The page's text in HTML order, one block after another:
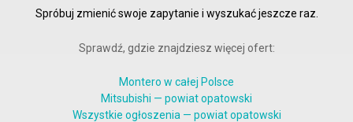
Spróbuj zmienić swoje zapytanie i wyszukać jeszcze raz.
Sprawdź, gdzie znajdziesz więcej ofert:
Montero w całej Polsce
Mitsubishi — powiat opatowski
Wszystkie ogłoszenia — powiat opatowski